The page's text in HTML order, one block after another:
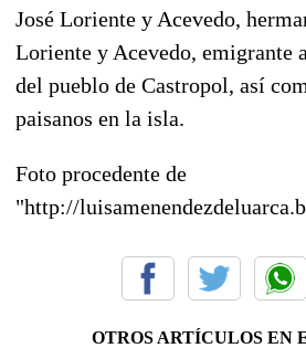
José Loriente y Acevedo,
Loriente y Acevedo, emigrante
del pueblo de Castropol, así
paisanos en la isla.
Foto procedente de
"http://
OTROS ARTÍCULOS EN